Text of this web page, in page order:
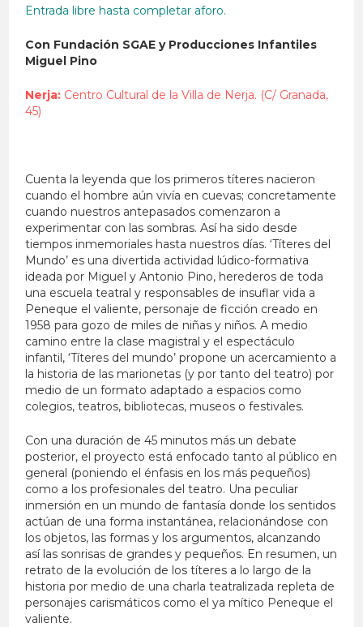
Entrada libre hasta completar aforo.
Con Fundación SGAE y Producciones Infantiles
Miguel Pino
Nerja: Centro Cultural de la Villa de Nerja. (C/ Granada,
45)
Cuenta la leyenda que los primeros títeres nacieron
cuando el hombre aún vivía en cuevas; concretamente
cuando nuestros antepasados comenzaron a
experimentar con las sombras. Así ha sido desde
tiempos inmemoriales hasta nuestros días. ‘Títeres del
Mundo’ es una divertida actividad lúdico-formativa
ideada por Miguel y Antonio Pino, herederos de toda
una escuela teatral y responsables de insuflar vida a
Peneque el valiente, personaje de ficción creado en
1958 para gozo de miles de niñas y niños. A medio
camino entre la clase magistral y el espectáculo
infantil, ‘Títeres del mundo’ propone un acercamiento a
la historia de las marionetas (y por tanto del teatro) por
medio de un formato adaptado a espacios como
colegios, teatros, bibliotecas, museos o festivales.
Con una duración de 45 minutos más un debate
posterior, el proyecto está enfocado tanto al público en
general (poniendo el énfasis en los más pequeños)
como a los profesionales del teatro. Una peculiar
inmersión en un mundo de fantasía donde los sentidos
actúan de una forma instantánea, relacionándose con
los objetos, las formas y los argumentos, alcanzando
así las sonrisas de grandes y pequeños. En resumen, un
retrato de la evolución de los títeres a lo largo de la
historia por medio de una charla teatralizada repleta de
personajes carismáticos como el ya mítico Peneque el
valiente.